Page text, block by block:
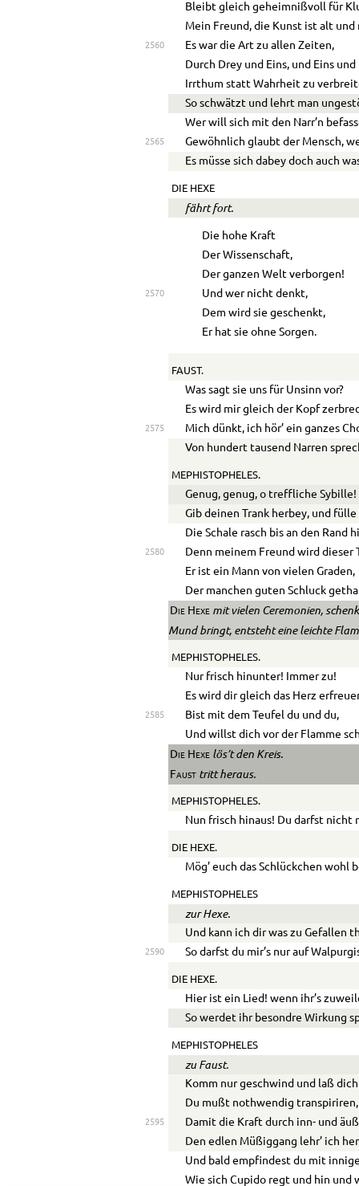
Bleibt gleich geheimnißvoll für
Mein Freund, die Kunst ist alt und
2560
Es war die Art zu allen Zeiten,
Durch Drey und Eins, und Eins und
Irrthum statt Wahrheit zu
So schwätzt und lehrt man
Wer will sich mit den Narr’n
2565
Gewöhnlich glaubt der Mensch,
Es müsse sich dabey doch auch
DIE HEXE
fährt fort.
Die hohe Kraft
Der Wissenschaft,
Der ganzen Welt verborgen!
2570
Und wer nicht denkt,
Dem wird sie geschenkt,
Er hat sie ohne Sorgen.
FAUST.
Was sagt sie uns für Unsinn vor?
Es wird mir gleich der Kopf
2575
Mich dünkt, ich hör’ ein ganzes
Von hundert tausend Narren
MEPHISTOPHELES.
Genug, genug, o treffliche Sybille!
Gib deinen Trank herbey, und fülle
Die Schale rasch bis an den Rand
2580
Denn meinem Freund wird dieser
Er ist ein Mann von vielen Graden,
Der manchen guten Schluck
Die Hexe mit vielen Ceremonien,
Mund bringt, entsteht eine leichte
MEPHISTOPHELES.
Nur frisch hinunter! Immer zu!
Es wird dir gleich das Herz
2585
Bist mit dem Teufel du und du,
Und willst dich vor der Flamme
Die Hexe lös’t den Kreis.
Fausttritt heraus.
MEPHISTOPHELES.
Nun frisch hinaus! Du darfst nicht
DIE HEXE.
Mög’ euch das Schlückchen wohl
MEPHISTOPHELES
zur Hexe.
Und kann ich dir was zu Gefallen
2590 So darfst du mir’s nur auf
DIE HEXE.
Hier ist ein Lied! wenn ihr’s
So werdet ihr besondre Wirkung
MEPHISTOPHELES
zu Faust.
Komm nur geschwind und laß
Du mußt nothwendig transpiriren,
2595
Damit die Kraft durch inn- und
Den edlen Müßiggang lehr’ ich
Und bald empfindest du mit
Wie sich Cupido regt und hin und